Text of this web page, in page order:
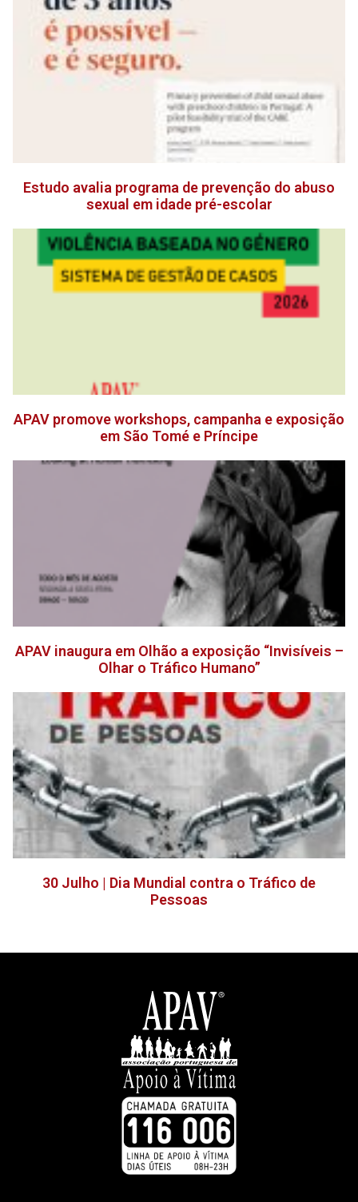
Estudo avalia programa de prevenção do abuso
sexual em idade pré-escolar
APAV promove workshops, campanha e exposição
em São Tomé e Príncipe
APAV inaugura em Olhão a exposição “Invisíveis –
Olhar o Tráfico Humano”
30 Julho | Dia Mundial contra o Tráfico de
Pessoas